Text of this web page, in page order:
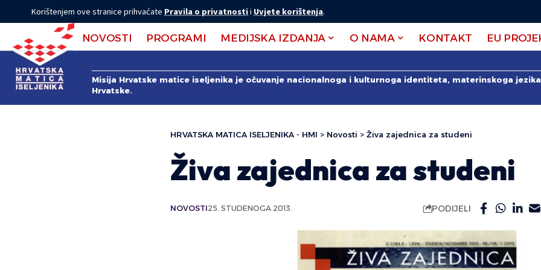
Korištenjem ove stranice prihvaćate Pravila o privatnostii Uvjete korištenja.
NOVOSTI PROGRAMI MEDIJSKA IZDANJA O NAMA KONTAKT EU
Misija Hrvatske matice iseljenika je očuvanje nacionalnoga i kulturnoga identiteta, materinskoga
Hrvatske.
HRVATSKA MATICA ISELJENIKA - HMI > Novosti > Živa zajednica za studeni
Živa zajednica za studeni
NOVOSTI25. STUDENOGA 2013. PODIJELI